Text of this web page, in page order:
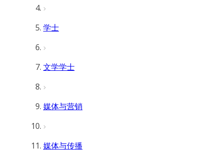
学士
文学学士
媒体与营销
媒体与传播